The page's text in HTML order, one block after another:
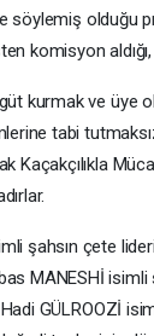
söylemiş olduğu
komisyon aldığı,
kurmak ve üye
tabi
Kaçakçılıkla
şahsın çete
MANESHİ isimli
GÜLROOZİ